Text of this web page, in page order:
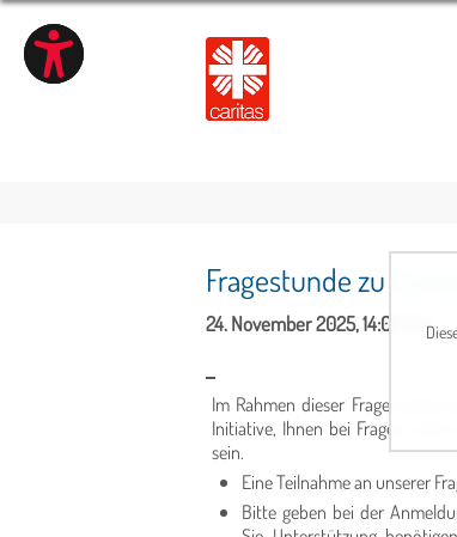
Fragestunde zu
24. November 2025, 14:00 Uhr
Im Rahmen dieser
Initiative, Ihnen bei Fragen rund
sein.
Eine Teilnahme an unserer
Bitte geben bei der